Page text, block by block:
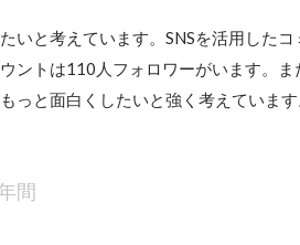
いと考えています。SNSを活用したコ
ントは110人フォロワーがいます。ま
っと面白くしたいと強く考えています
間